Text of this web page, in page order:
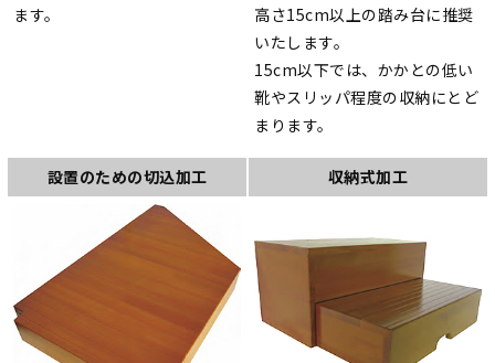
ます。
高さ15cm以上の踏み台に推奨
いたします。
15cm以下では、かかとの低い
靴やスリッパ程度の収納にとど
まります。
設置のための切込加工 収納式加工